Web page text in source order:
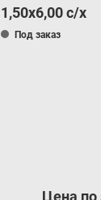
1,50х6,00 с/х
Под заказ
Цена по